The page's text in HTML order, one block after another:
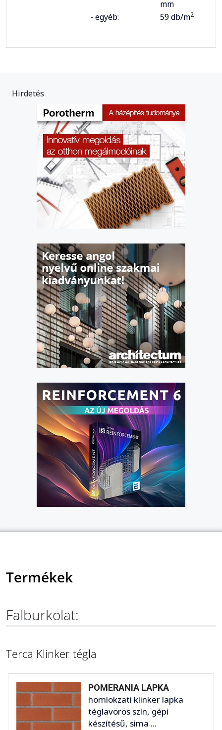
mm
- egyéb:
59 db/m2
Hirdetés
Termékek
Falburkolat:
Terca Klinker tégla
POMERANIA LAPKA
homlokzati klinker lapka
téglavörös szín, gépi
készítésű, sima ...